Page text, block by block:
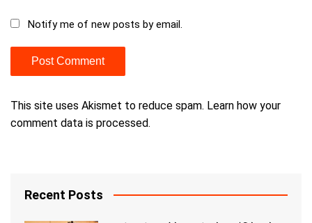
Notify me of new posts by email.
This site uses Akismet to reduce spam. Learn how your
comment data is processed.
Recent Posts